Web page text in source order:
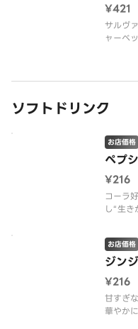
¥421
サルヴ
ャーベ
ソフトドリンク
ペプ
お店価格
¥216
コーラ
し“生
数十種
スパイ
製法で
ジン
お店価格
¥216
甘すぎ
華やか